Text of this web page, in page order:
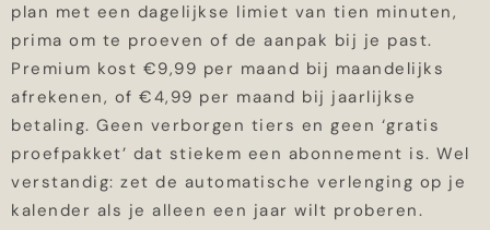
plan met een dagelijkse limiet van tien minuten,
prima om te proeven of de aanpak bij je past.
Premium kost €9,99 per maand bij maandelijks
afrekenen, of €4,99 per maand bij jaarlijkse
betaling. Geen verborgen tiers en geen ‘gratis
proefpakket’ dat stiekem een abonnement is. Wel
verstandig: zet de automatische verlenging op je
kalender als je alleen een jaar wilt proberen.